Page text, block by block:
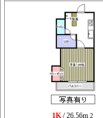
1K/ 26.56m 2